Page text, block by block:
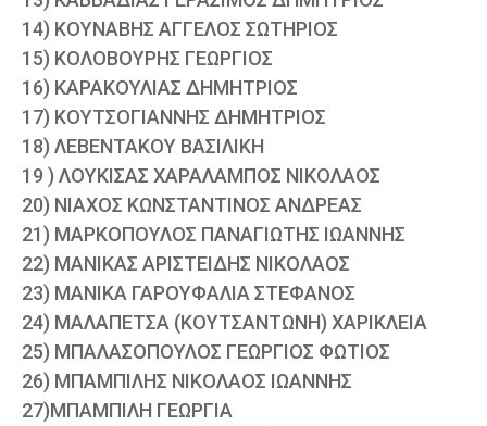
14) ΚΟΥΝΑΒΗΣ ΑΓΓΕΛΟΣ ΣΩΤΗΡΙΟΣ
15) ΚΟΛΟΒΟΥΡΗΣ ΓΕΩΡΓΙΟΣ
16) ΚΑΡΑΚΟΥΛΙΑΣ ΔΗΜΗΤΡΙΟΣ
17) ΚΟΥΤΣΟΓΙΑΝΝΗΣ ΔΗΜΗΤΡΙΟΣ
18) ΛΕΒΕΝΤΑΚΟΥ ΒΑΣΙΛΙΚΗ
19 ) ΛΟΥΚΙΣΑΣ ΧΑΡΑΛΑΜΠΟΣ ΝΙΚΟΛΑΟΣ
20) ΝΙΑΧΟΣ ΚΩΝΣΤΑΝΤΙΝΟΣ ΑΝΔΡΕΑΣ
21) ΜΑΡΚΟΠΟΥΛΟΣ ΠΑΝΑΓΙΩΤΗΣ ΙΩΑΝΝΗΣ
22) ΜΑΝΙΚΑΣ ΑΡΙΣΤΕΙΔΗΣ ΝΙΚΟΛΑΟΣ
23) ΜΑΝΙΚΑ ΓΑΡΟΥΦΑΛΙΑ ΣΤΕΦΑΝΟΣ
24) ΜΑΛΑΠΕΤΣΑ (ΚΟΥΤΣΑΝΤΩΝΗ) ΧΑΡΙΚΛΕΙΑ
25) ΜΠΑΛΑΣΟΠΟΥΛΟΣ ΓΕΩΡΓΙΟΣ ΦΩΤΙΟΣ
26) ΜΠΑΜΠΙΛΗΣ ΝΙΚΟΛΑΟΣ ΙΩΑΝΝΗΣ
27)ΜΠΑΜΠΙΛΗ ΓΕΩΡΓΙΑ